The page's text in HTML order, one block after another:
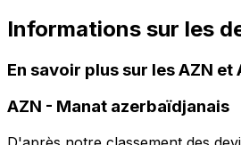
Informations sur les
En savoir plus sur les AZN et
AZN - Manat azerbaïdjanais